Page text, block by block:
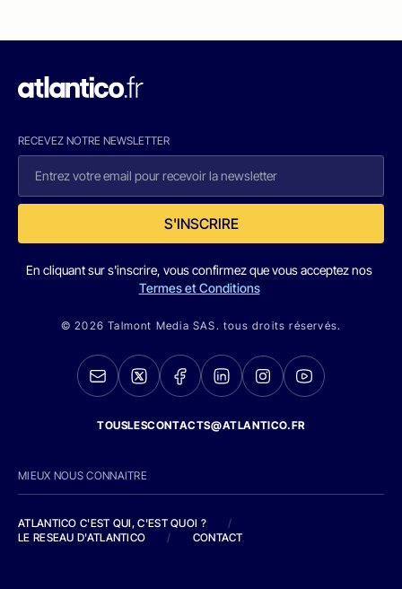
RECEVEZ NOTRE NEWSLETTER
S'INSCRIRE
En cliquant sur s'inscrire, vous confirmez que vous acceptez nos
Termes et Conditions
© 2026 Talmont Media SAS. tous droits réservés.
TOUSLESCONTACTS@ATLANTICO.FR
MIEUX NOUS CONNAITRE
ATLANTICO C'EST QUI, C'EST QUOI ?
/
LE RESEAU D'ATLANTICO
/ CONTACT